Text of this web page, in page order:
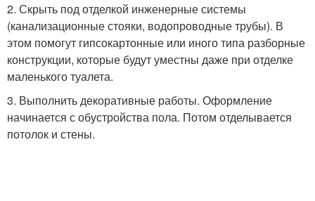
2. Скрыть под отделкой инженерные системы
(канализационные стояки, водопроводные трубы). В
этом помогут гипсокартонные или иного типа разборные
конструкции, которые будут уместны даже при отделке
маленького туалета.
3. Выполнить декоративные работы. Оформление
начинается с обустройства пола. Потом отделывается
потолок и стены.